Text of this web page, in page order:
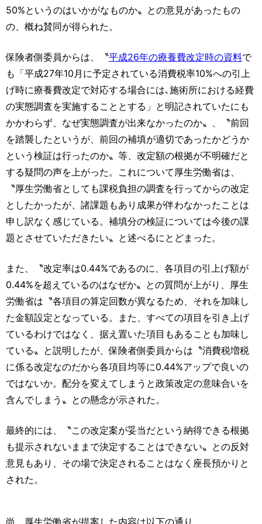
50%というのはいかがなものか〟との意見があったもの
の、概ね賛同が得られた。
保険者側委員からは、〝平成26年の療養費改定時の資料で
も「平成27年10月に予定されている消費税率10%への引上
げ時に療養費改定で対応する場合には､施術所における経費
の実態調査を実施することとする」と明記されていたにも
かかわらず、なぜ実態調査が出来なかったのか〟、〝前回
を踏襲したというが、前回の補填が適切であったかどうか
という検証は行ったのか〟等、改定額の根拠が不明確だと
する疑問の声を上がった。これについて厚生労働省は、
〝厚生労働省としても課税負担の調査を行ってからの改定
としたかったが、諸課題もあり成果が伴わなかったことは
申し訳なく感じている。補填分の検証については今後の課
題とさせていただきたい〟と述べるにとどまった。
また、〝改定率は0.44%であるのに、各項目の引上げ額が
0.44%を超えているのはなぜか〟との質問が上がり、厚生
労働省は〝各項目の算定回数が異なるため、それを加味し
た金額設定となっている。また、すべての項目を引き上げ
ているわけではなく、据え置いた項目もあることも加味し
ている〟と説明したが、保険者側委員からは〝消費税増税
に係る改定なのだから各項目均等に0.44%アップで良いの
ではないか。配分を変えてしまうと政策改定の意味合いを
含んでしまう〟との懸念が示された。
最終的には、〝この改定案が妥当だという納得できる根拠
も提示されないままで決定することはできない〟との反対
意見もあり、その場で決定されることはなく座長預かりと
された。
尚、厚生労働省が提案した内容は以下の通り。